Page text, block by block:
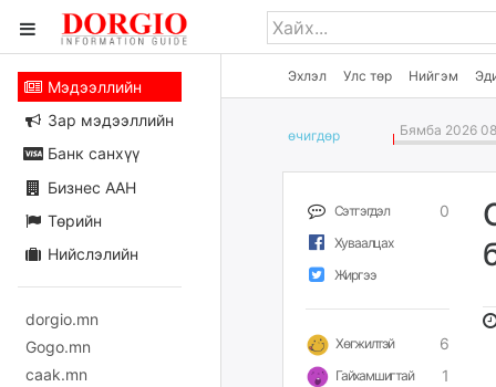
Эхлэл Улс төр Нийгэм
Мэдээллийн
Зар мэдээллийн
Банк санхүү
Бизнес ААН
Төрийн
Нийслэлийн
dorgio.mn
Gogo.mn
caak.mn
өчигдѳр Бямба 2026
Сэтгэгдэл 0
Хуваалцах
Жиргээ
Хөгжилтэй 6
Гайхамшигтай 1